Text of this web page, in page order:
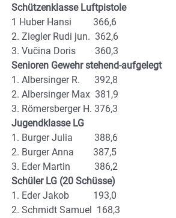
Schützenklasse Luftpistole
1 Huber Hansi 366,6
2. Ziegler Rudi jun. 362,6
3. Vučina Doris 360,3
Senioren Gewehr stehend-aufgelegt
1. Albersinger R. 392,8
2. Albersinger Max 381,9
3. Römersberger H. 376,3
Jugendklasse LG
1. Burger Julia 388,6
2. Burger Anna 387,5
3. Eder Martin 386,2
Schüler LG (20 Schüsse)
1. Eder Jakob 193,0
2. Schmidt Samuel 168,3